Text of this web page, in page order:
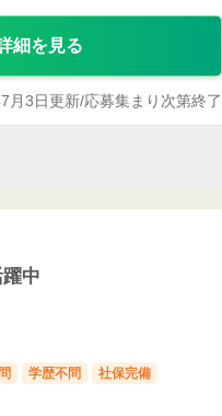
細を見る
月3日更新/応募集まり次第終了
中
学歴不問
社保完備